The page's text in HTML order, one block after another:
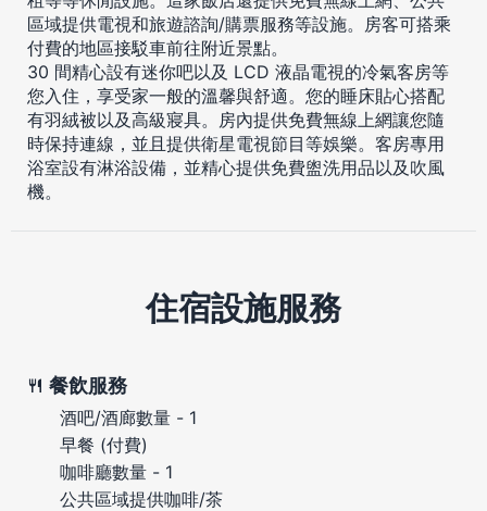
區域提供電視和旅遊諮詢/購票服務等設施。房客可搭乘
付費的地區接駁車前往附近景點。
30 間精心設有迷你吧以及 LCD 液晶電視的冷氣客房等
您入住，享受家一般的溫馨與舒適。您的睡床貼心搭配
有羽絨被以及高級寢具。房內提供免費無線上網讓您隨
時保持連線，並且提供衛星電視節目等娛樂。客房專用
浴室設有淋浴設備，並精心提供免費盥洗用品以及吹風
機。
住宿設施服務
餐飲服務
酒吧/酒廊數量 - 1
早餐 (付費)
咖啡廳數量 - 1
公共區域提供咖啡/茶